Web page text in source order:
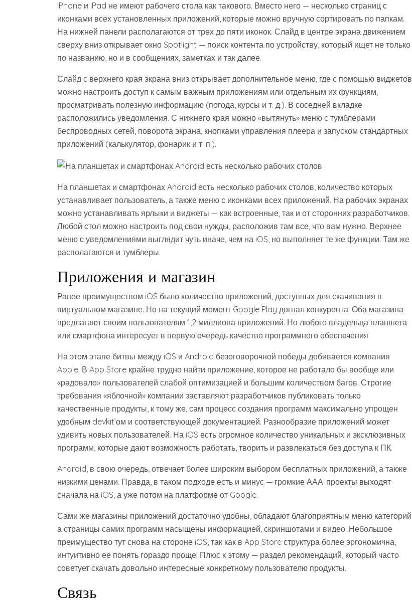
IPhone и iPad не имеют рабочего стола как такового. Вместо него — несколько страниц с
иконками всех установленных приложений, которые можно вручную сортировать по папкам.
На нижней панели располагаются от трех до пяти иконок. Слайд в центре экрана движением
сверху вниз открывает окно Spotlight — поиск контента по устройству, который ищет не только
по названию, но и в сообщениях, заметках и так далее.
Слайд с верхнего края экрана вниз открывает дополнительное меню, где с помощью виджетов
можно настроить доступ к самым важным приложениям или отдельным их функциям,
просматривать полезную информацию (погода, курсы и т. д.). В соседней вкладке
расположились уведомления. С нижнего края можно «вытянуть» меню с тумблерами
беспроводных сетей, поворота экрана, кнопками управления плеера и запуском стандартных
приложений (калькулятор, фонарик и т. п.).
На планшетах и смартфонах Android есть несколько рабочих столов, количество которых
устанавливает пользователь, а также меню с иконками всех приложений. На рабочих экранах
можно устанавливать ярлыки и виджеты — как встроенные, так и от сторонних разработчиков.
Любой стол можно настроить под свои нужды, расположив там все, что вам нужно. Верхнее
меню с уведомлениями выглядит чуть иначе, чем на iOS, но выполняет те же функции. Там же
располагаются и тумблеры.
Приложения и магазин
Ранее преимуществом iOS было количество приложений, доступных для скачивания в
виртуальном магазине. Но на текущий момент Google Play догнал конкурента. Оба магазина
предлагают своим пользователям 1,2 миллиона приложений. Но любого владельца планшета
или смартфона интересует в первую очередь качество программного обеспечения.
На этом этапе битвы между iOS и Android безоговорочной победы добивается компания
Apple. В App Store крайне трудно найти приложение, которое не работало бы вообще или
«радовало» пользователей слабой оптимизацией и большим количеством багов. Строгие
требования «яблочной» компании заставляют разработчиков публиковать только
качественные продукты, к тому же, сам процесс создания программ максимально упрощен
удобным devkit’ом и соответствующей документацией. Разнообразие приложений может
удивить новых пользователей. На iOS есть огромное количество уникальных и эксклюзивных
программ, которые дают возможность работать, творить и развлекаться без доступа к ПК.
Android, в свою очередь, отвечает более широким выбором бесплатных приложений, а также
низкими ценами. Правда, в таком подходе есть и минус — громкие ААА-проекты выходят
сначала на iOS, а уже потом на платформе от Google.
Сами же магазины приложений достаточно удобны, обладают благоприятным меню категорий,
а страницы самих программ насыщены информацией, скриншотами и видео. Небольшое
преимущество тут снова на стороне iOS, так как в App Store структура более эргономична,
интуитивно ее понять гораздо проще. Плюс к этому — раздел рекомендаций, который часто
советует скачать довольно интересные конкретному пользователю продукты.
Связь